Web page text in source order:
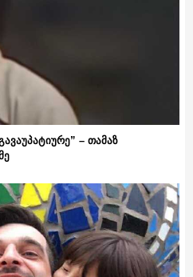
– თამაზ